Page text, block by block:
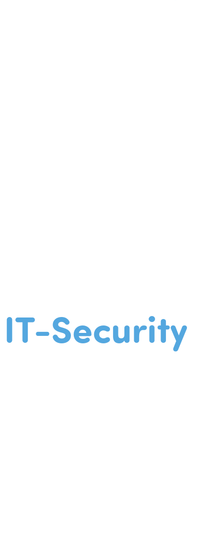
IT-Security